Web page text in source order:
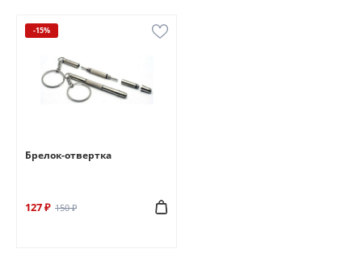
-15%
Брелок-отвертка
127 ₽ 150 ₽